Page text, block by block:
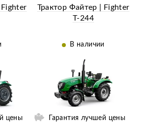
цены
Трактор Файтер | Fighter
Т-244
В наличии
Гарантия лучшей цены